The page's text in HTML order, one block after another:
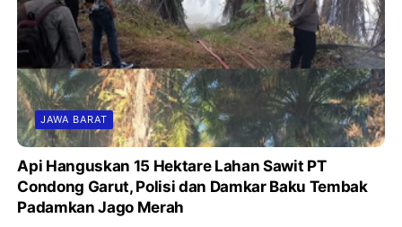
JAWA BARAT
Api Hanguskan 15 Hektare Lahan Sawit PT
Condong Garut, Polisi dan Damkar Baku Tembak
Padamkan Jago Merah